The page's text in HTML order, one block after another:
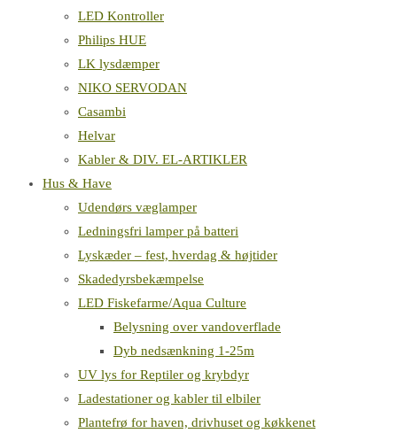
LED Kontroller
Philips HUE
LK lysdæmper
NIKO SERVODAN
Casambi
Helvar
Kabler & DIV. EL-ARTIKLER
Hus & Have
Udendørs væglamper
Ledningsfri lamper på batteri
Lyskæder – fest, hverdag & højtider
Skadedyrsbekæmpelse
LED Fiskefarme/Aqua Culture
Belysning over vandoverflade
Dyb nedsænkning 1-25m
UV lys for Reptiler og krybdyr
Ladestationer og kabler til elbiler
Plantefrø for haven, drivhuset og køkkenet